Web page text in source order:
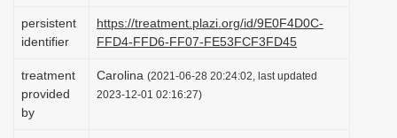
persistent
identifier
https://treatment.plazi.org/id/9E0F4D0C-
FFD4-FFD6-FF07-FE53FCF3FD45
treatment
provided
by
Carolina (2021-06-28 20:24:02, last updated
2023-12-01 02:16:27)